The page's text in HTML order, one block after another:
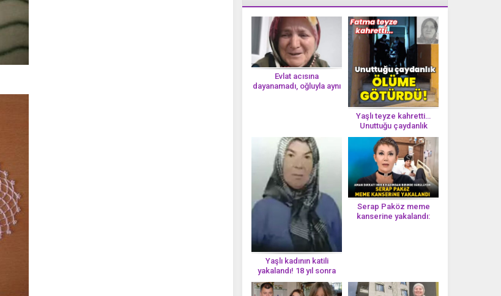
Evlat acısına
dayanamadı, oğluyla aynı
Yaşlı teyze kahretti…
Unuttuğu çaydanlık
öl*üme götürdü!
Yaşlı kadının katili
yakalandı! 18 yıl sonra
tek bir DNA iziyle
çözüldü!
Serap Paköz meme
kanserine yakalandı: